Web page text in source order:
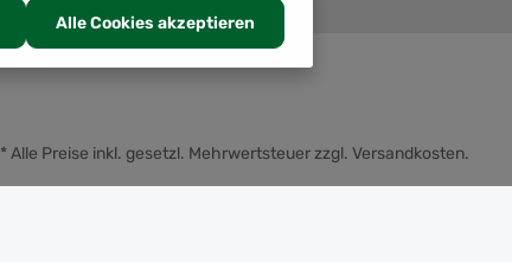
* Alle Preise inkl. gesetzl. Mehrwertsteuer zzgl. Versandkosten.
Alle Cookies akzeptieren